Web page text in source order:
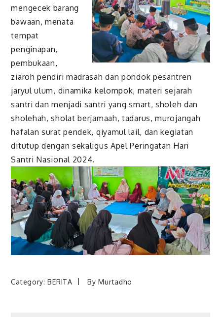
mengecek barang
bawaan, menata
tempat
penginapan,
pembukaan,
ziaroh pendiri madrasah dan pondok pesantren
jaryul ulum, dinamika kelompok, materi sejarah
santri dan menjadi santri yang smart, sholeh dan
sholehah, sholat berjamaah, tadarus, murojangah
hafalan surat pendek, qiyamul lail, dan kegiatan
ditutup dengan sekaligus Apel Peringatan Hari
Santri Nasional 2024.
Category:BERITA ByMurtadho